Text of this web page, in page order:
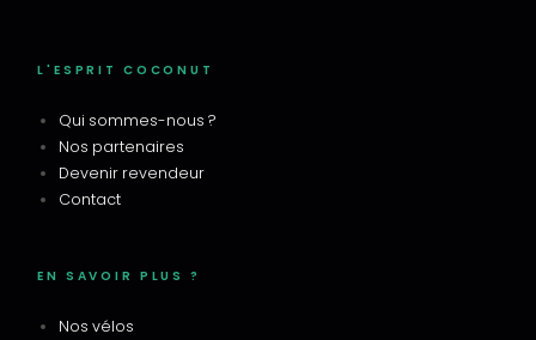
L'ESPRIT COCONUT
Qui sommes-nous ?
Nos partenaires
Devenir revendeur
Contact
EN SAVOIR PLUS ?
Nos vélos